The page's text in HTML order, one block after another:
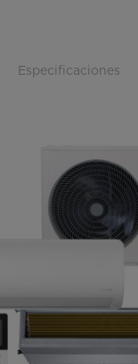
Especificaciones